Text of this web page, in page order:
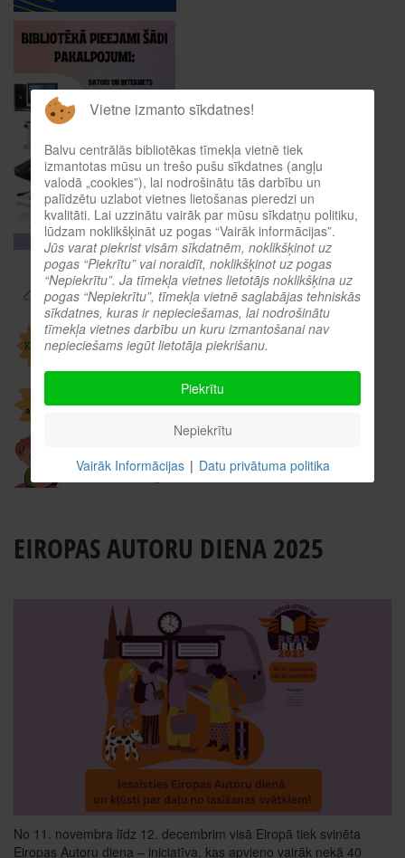
EIROPAS AUTORU DIENA 2025
No 11. novembra līdz 12. decembrim visā Eiropā tiek svinēta
Eiropas Autoru diena – iniciatīva, kas apvieno vairāk nekā 40
Vietne izmanto sīkdatnes!
Balvu centrālās bibliotēkas tīmekļa vietnē tiek
izmantotas mūsu un trešo pušu sīkdatnes (angļu
valodā „cookies”), lai nodrošinātu tās darbību un
palīdzētu uzlabot vietnes lietošanas pieredzi un
kvalitāti. Lai uzzinātu vairāk par mūsu sīkdatņu politiku,
lūdzam noklikšķināt uz pogas “Vairāk informācijas”.
Jūs varat piekrist visām sīkdatnēm, noklikšķinot uz
pogas “Piekrītu” vai noraidīt, noklikšķinot uz pogas
“Nepiekrītu”. Ja tīmekļa vietnes lietotājs noklikšķina uz
pogas “Nepiekrītu”, tīmekļa vietnē saglabājas tehniskās
sīkdatnes, kuras ir nepieciešamas, lai nodrošinātu
tīmekļa vietnes darbību un kuru izmantošanai nav
nepieciešams iegūt lietotāja piekrišanu.
Piekrītu
Nepiekrītu
Vairāk Informācijas | Datu privātuma politika